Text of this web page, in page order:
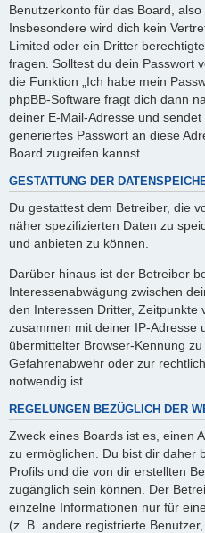
Benutzerkonto für das Board,
Insbesondere wird dich kein
Limited oder ein Dritter
fragen. Solltest du dein Passwort
die Funktion „Ich habe mein
phpBB-Software fragt dich dann
deiner E-Mail-Adresse und
generiertes Passwort an diese
Board zugreifen kannst.
GESTATTUNG DER
Du gestattest dem Betreiber, die
näher spezifizierten Daten zu
und anbieten zu können.
Darüber hinaus ist der Betreiber
Interessenabwägung zwischen
den Interessen Dritter, Zeitpunkte
zusammen mit deiner IP-Adresse
übermittelter Browser-Kennung
Gefahrenabwehr oder zur
notwendig ist.
REGELUNGEN BEZÜGLICH DER
Zweck eines Boards ist es, einen
zu ermöglichen. Du bist dir daher
Profils und die von dir erstellten
zugänglich sein können. Der
einzelne Informationen nur für
(z. B. andere registrierte